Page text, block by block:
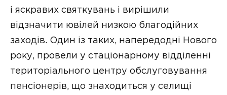
і яскравих святкувань і вирішили
відзначити ювілей низкою благодійних
заходів. Один із таких, напередодні Нового
року, провели у стаціонарному відділенні
територіального центру обслуговування
пенсіонерів, що знаходиться у селищі